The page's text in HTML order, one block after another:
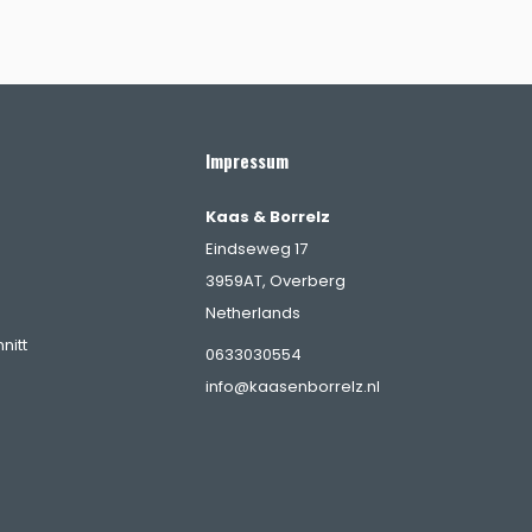
Impressum
Kaas & Borrelz
Eindseweg 17
3959AT, Overberg
Netherlands
0633030554
info@kaasenborrelz.nl